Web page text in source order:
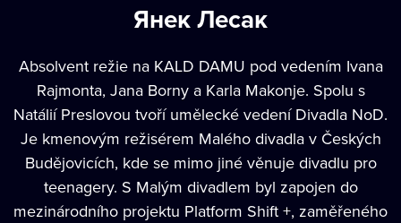
Янек Лесак
Absolvent režie na KALD DAMU pod vedením Ivana
Rajmonta, Jana Borny a Karla Makonje. Spolu s
Natálií Preslovou tvoří umělecké vedení Divadla NoD.
Je kmenovým režisérem Malého divadla v Českých
Budějovicích, kde se mimo jiné věnuje divadlu pro
teenagery. S Malým divadlem byl zapojen do
mezinárodního projektu Platform Shift +, zaměřeného